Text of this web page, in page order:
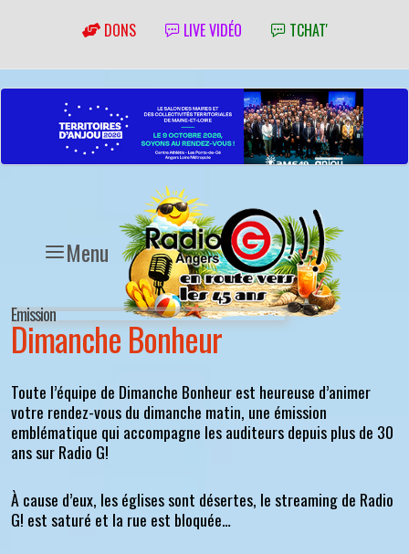
DONS LIVE VIDÉO TCHAT'
Menu
Emission
Dimanche Bonheur
Toute l’équipe de Dimanche Bonheur est heureuse d’animer
votre rendez-vous du dimanche matin, une émission
emblématique qui accompagne les auditeurs depuis plus de 30
ans sur Radio G!
À cause d’eux, les églises sont désertes, le streaming de Radio
G! est saturé et la rue est bloquée…